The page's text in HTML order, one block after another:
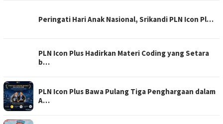
Peringati Hari Anak Nasional, Srikandi PLN Icon Pl…
PLN Icon Plus Hadirkan Materi Coding yang Setara
b…
PLN Icon Plus Bawa Pulang Tiga Penghargaan dalam
A…